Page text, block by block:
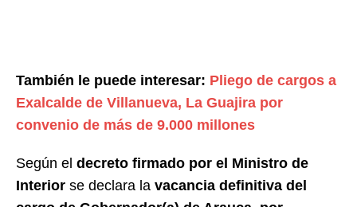
También le puede interesar: Pliego de cargos a
Exalcalde de Villanueva, La Guajira por
convenio de más de 9.000 millones
Según el decreto firmado por el Ministro de
Interior se declara la vacancia definitiva del